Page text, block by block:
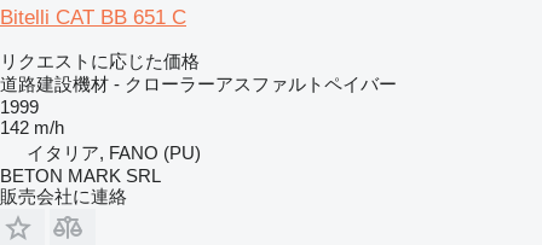
Bitelli CAT BB 651 C
リクエストに応じた価格
道路建設機材 - クローラーアスファルトペイバー
1999
142 m/h
イタリア, FANO (PU)
BETON MARK SRL
販売会社に連絡